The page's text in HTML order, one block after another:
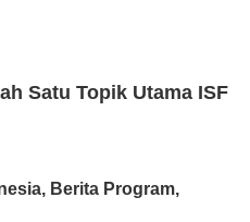
Satu Topik Utama ISF
, Berita Program,